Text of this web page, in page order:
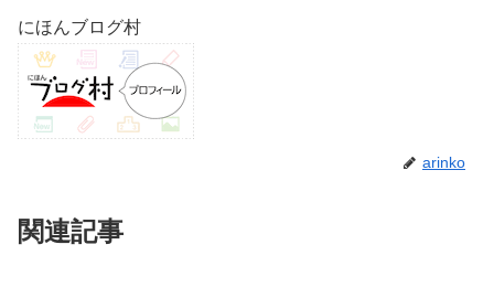
にほんブログ村
arinko
関連記事